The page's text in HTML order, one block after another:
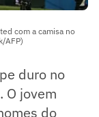
com a camisa no
AFP)
duro no
O jovem
do